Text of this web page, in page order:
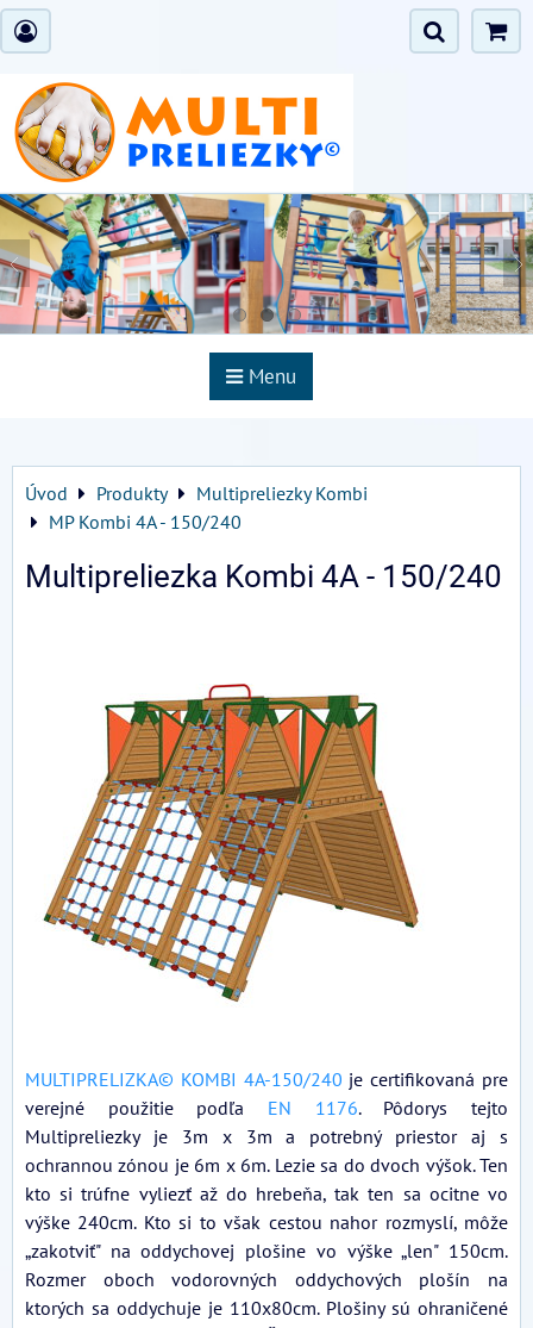
Menu
Úvod Produkty
Multipreliezky Kombi
MP Kombi 4A - 150/240
Multipreliezka Kombi 4A - 150/240
MULTIPRELIZKA© KOMBI 4A-150/240 je certifikovaná pre
verejné použitie podľa EN 1176. Pôdorys tejto
Multipreliezky je 3m x 3m a potrebný priestor aj s
ochrannou zónou je 6m x 6m. Lezie sa do dvoch výšok. Ten
kto si trúfne vyliezť až do hrebeňa, tak ten sa ocitne vo
výške 240cm. Kto si to však cestou nahor rozmyslí, môže
„zakotviť" na oddychovej plošine vo výške „len" 150cm.
Rozmer oboch vodorovných oddychových plošín na
ktorých sa oddychuje je 110x80cm. Plošiny sú ohraničené